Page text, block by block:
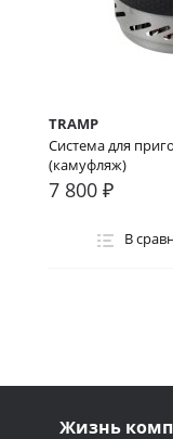
TRAMP
Система для
(камуфляж)
7 800 ₽
В
Жизнь